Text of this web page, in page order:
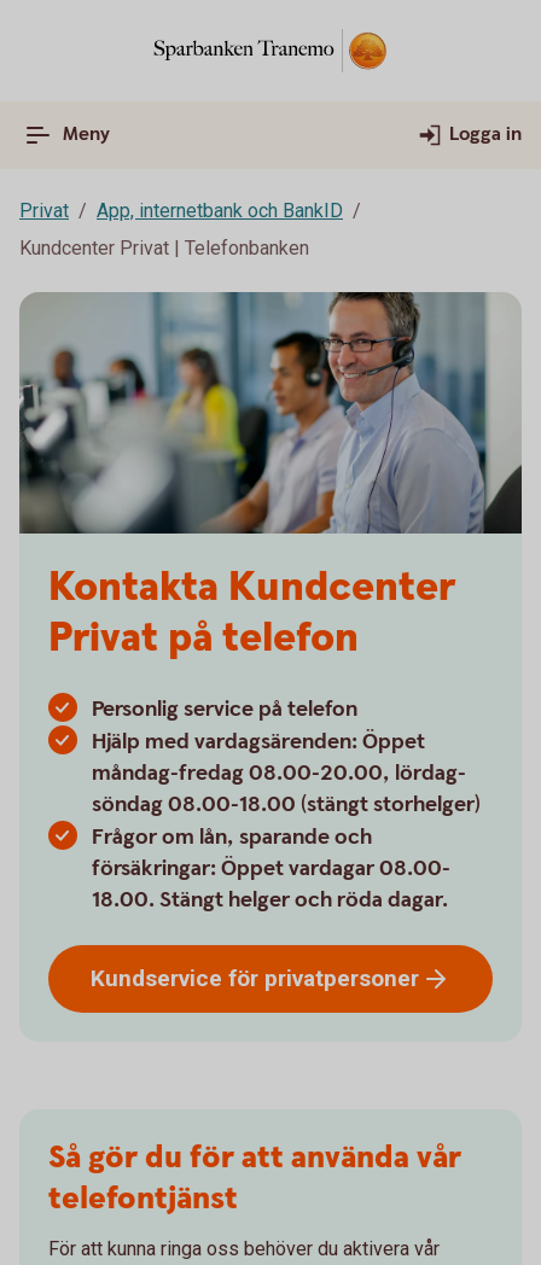
Meny Logga in
Privat
App, internetbank och BankID
Kundcenter Privat | Telefonbanken
Kontakta Kundcenter
Privat på telefon
Personlig service på telefon
Hjälp med vardagsärenden: Öppet
måndag-fredag 08.00-20.00, lördag-
söndag 08.00-18.00 (stängt storhelger)
Frågor om lån, sparande och
försäkringar: Öppet vardagar 08.00-
18.00. Stängt helger och röda dagar.
Kundservice för privatpersoner
Så gör du för att använda vår
telefontjänst
För att kunna ringa oss behöver du aktivera vår